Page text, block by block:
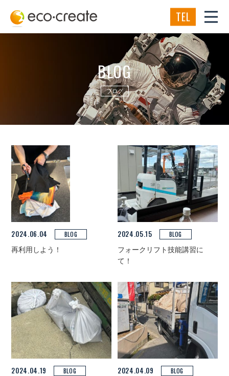
TEL
BLOG
ブログ
2024.06.04
BLOG
再利用しよう！
2024.05.15
BLOG
フォークリフト技能講習に
て！
2024.04.19
BLOG
2024.04.09
BLOG